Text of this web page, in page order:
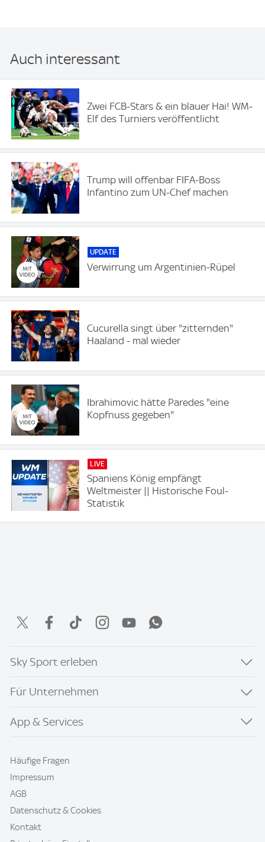
Auch interessant
Zwei FCB-Stars & ein blauer Hai! WM-
Elf des Turniers veröffentlicht
Trump will offenbar FIFA-Boss
Infantino zum UN-Chef machen
UPDATE
Verwirrung um Argentinien-Rüpel
Cucurella singt über "zitternden"
Haaland - mal wieder
Ibrahimovic hätte Paredes "eine
Kopfnuss gegeben"
LIVE
Spaniens König empfängt
Weltmeister || Historische Foul-
Statistik
Sky Sport erleben
Für Unternehmen
App & Services
Häufige Fragen
Impressum
AGB
Datenschutz & Cookies
Kontakt